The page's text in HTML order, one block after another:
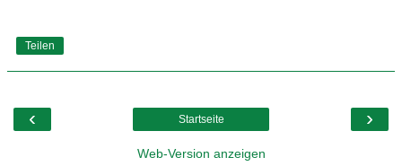
Teilen
‹ ›
Startseite
Web-Version anzeigen